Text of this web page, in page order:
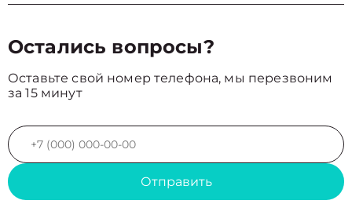
Остались вопросы?
Оставьте свой номер телефона, мы перезвоним
за 15 минут
Отправить